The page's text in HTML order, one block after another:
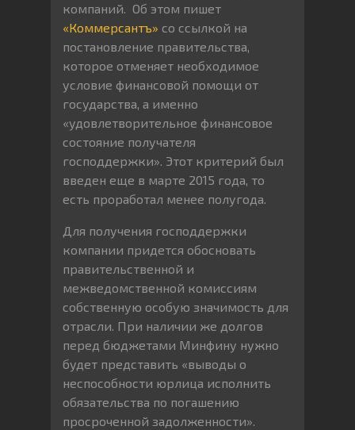
компаний. Об этом пишет
«Коммерсантъ» со ссылкой на
постановление правительства,
которое отменяет необходимое
условие финансовой помощи от
государства, а именно
«удовлетворительное финансовое
состояние получателя
господдержки». Этот критерий был
введен еще в марте 2015 года, то
есть проработал менее полугода.
Для получения господдержки
компании придется обосновать
правительственной и
межведомственной комиссиям
собственную особую значимость для
отрасли. При наличии же долгов
перед бюджетами Минфину нужно
будет представить «выводы о
неспособности юрлица исполнить
обязательства по погашению
просроченной задолженности».